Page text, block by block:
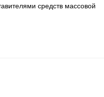
средств массовой